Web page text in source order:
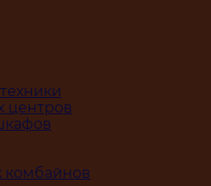
центров
комбайнов